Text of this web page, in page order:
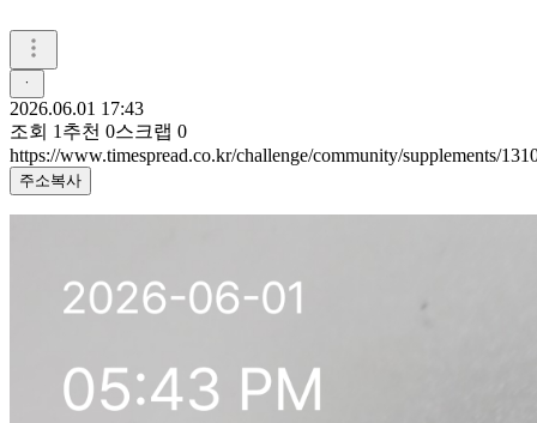
ㆍ
2026.06.01 17:43
조회 1 추천 0스크랩 0
https://www.timespread.co.kr/challenge/community/supplements/
주소복사